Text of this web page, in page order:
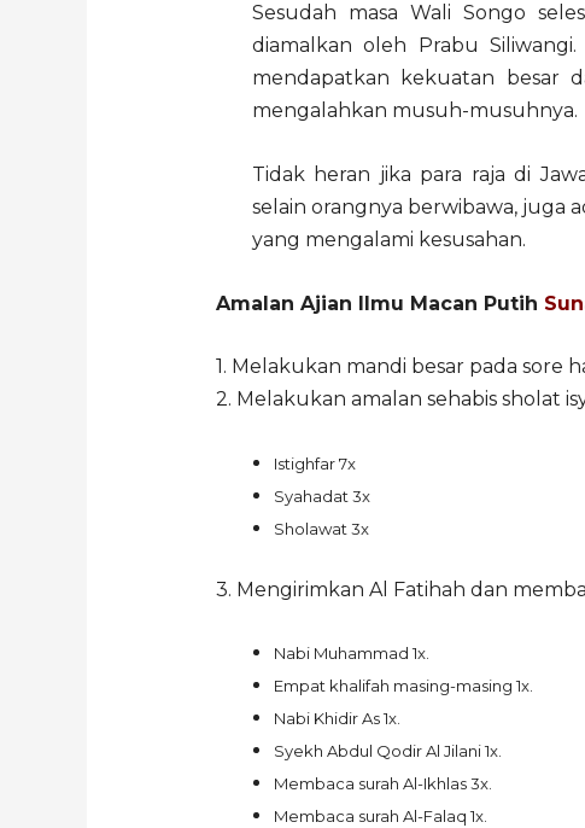
Sesudah masa Wali Songo
diamalkan oleh Prabu
mendapatkan kekuatan besar
mengalahkan musuh-musuhnya.
Tidak heran jika para raja di
selain orangnya berwibawa, juga
yang mengalami kesusahan.
Amalan Ajian Ilmu Macan Putih
1. Melakukan mandi besar pada sore
2. Melakukan amalan sehabis sholat
Istighfar 7x
Syahadat 3x
Sholawat 3x
3. Mengirimkan Al Fatihah dan
Nabi Muhammad 1x.
Empat khalifah masing-masing 1x.
Nabi Khidir As 1x.
Syekh Abdul Qodir Al Jilani 1x.
Membaca surah Al-Ikhlas 3x.
Membaca surah Al-Falaq 1x.